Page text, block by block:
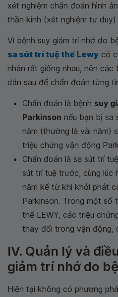
xét nghiệm chẩn đoán hình
thần kinh (xét nghiệm tư
Vì bệnh suy giảm trí nhớ do
sa sút trí tuệ thể Lewy có
nhân rất giống nhau, nên
dẫn sau để chẩn đoán từng
Chẩn đoán là bệnh suy
Parkinson nếu bạn bị sa
năm (thường là vài năm)
triệu chứng vận động
Chẩn đoán là sa sút trí
sút trí tuệ trước, cùng lúc
năm kể từ khi khởi phát
Parkinson. Trong một số
thể LEWY, các triệu
thay đổi trong vận động,
IV. Quản lý và
giảm trí nhớ do
Hiện tại không có phương